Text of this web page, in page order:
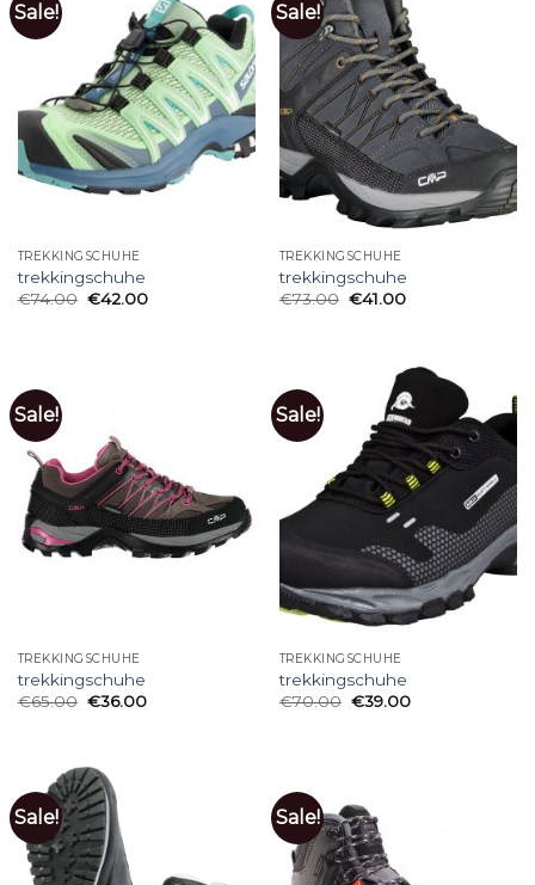
Sale!
TREKKINGSCHUHE
trekkingschuhe
€74.00 €42.00
Sale!
TREKKINGSCHUHE
trekkingschuhe
€73.00 €41.00
Sale!
TREKKINGSCHUHE
trekkingschuhe
€65.00 €36.00
Sale!
TREKKINGSCHUHE
trekkingschuhe
€70.00 €39.00
Sale! Sale!